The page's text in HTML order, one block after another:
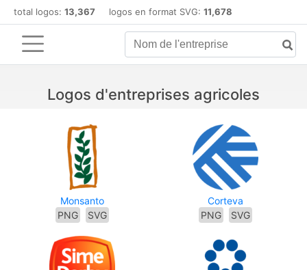
total logos: 13,367 logos en format SVG: 11,678
Logos d'entreprises agricoles
Monsanto
PNG
SVG
Corteva
PNG
SVG